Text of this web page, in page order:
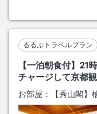
るるぶトラベルプラン
【一泊朝食付】21
チャージして京都
お部屋： 【秀山閣